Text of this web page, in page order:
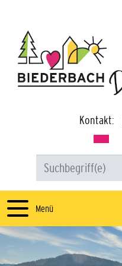
Kontakt:
Menü